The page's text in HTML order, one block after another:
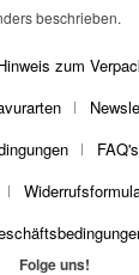
beschrieben.
zum
FAQ's
Folge uns!